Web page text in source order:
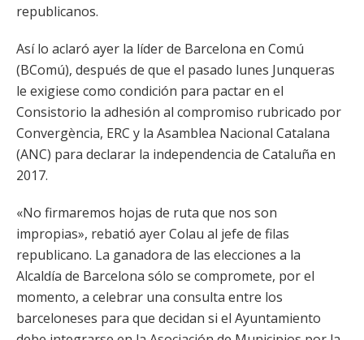
republicanos.
Así lo aclaró ayer la líder de Barcelona en Comú
(BComú), después de que el pasado lunes Junqueras
le exigiese como condición para pactar en el
Consistorio la adhesión al compromiso rubricado por
Convergència, ERC y la Asamblea Nacional Catalana
(ANC) para declarar la independencia de Cataluña en
2017.
«No firmaremos hojas de ruta que nos son
impropias», rebatió ayer Colau al jefe de filas
republicano. La ganadora de las elecciones a la
Alcaldía de Barcelona sólo se compromete, por el
momento, a celebrar una consulta entre los
barceloneses para que decidan si el Ayuntamiento